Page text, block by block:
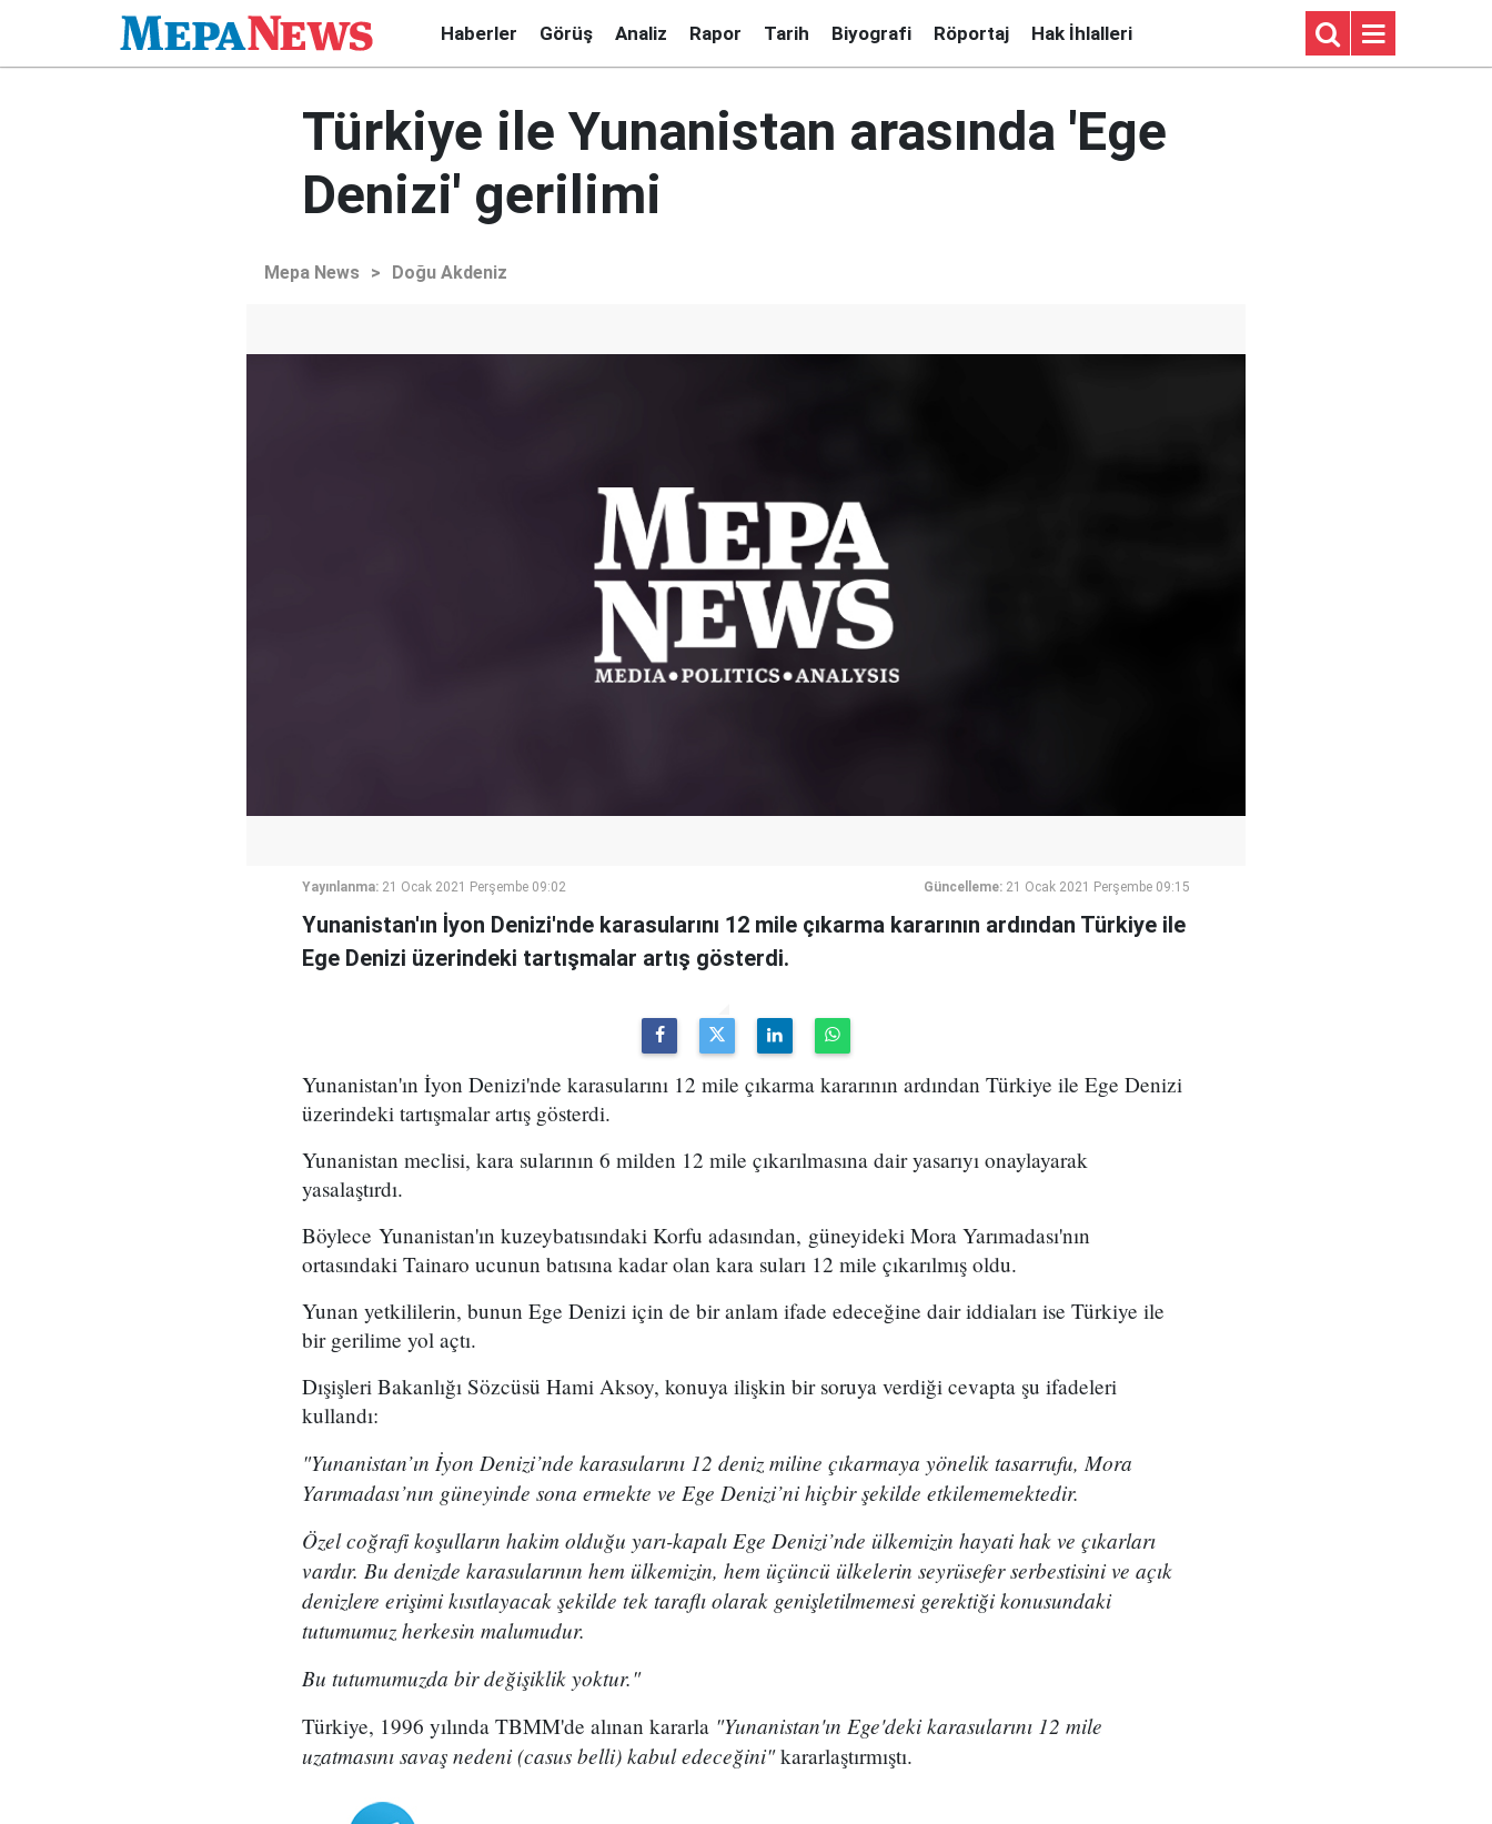
Haberler Görüş Analiz Rapor Tarih Biyografi Röportaj Hak İhlalleri
Türkiye ile Yunanistan arasında 'Ege
Denizi' gerilimi
Mepa News > Doğu Akdeniz
Yayınlanma: 21 Ocak 2021 Perşembe 09:02 Güncelleme: 21 Ocak 2021 Perşembe 09:15
Yunanistan'ın İyon Denizi'nde karasularını 12 mile çıkarma kararının ardından Türkiye ile
Ege Denizi üzerindeki tartışmalar artış gösterdi.
Yunanistan'ın İyon Denizi'nde karasularını 12 mile çıkarma kararının ardından Türkiye ile Ege Denizi
üzerindeki tartışmalar artış gösterdi.
Yunanistan meclisi, kara sularının 6 milden 12 mile çıkarılmasına dair yasarıyı onaylayarak
yasalaştırdı.
Böylece Yunanistan'ın kuzeybatısındaki Korfu adasından, güneyideki Mora Yarımadası'nın
ortasındaki Tainaro ucunun batısına kadar olan kara suları 12 mile çıkarılmış oldu.
Yunan yetkililerin, bunun Ege Denizi için de bir anlam ifade edeceğine dair iddiaları ise Türkiye ile
bir gerilime yol açtı.
Dışişleri Bakanlığı Sözcüsü Hami Aksoy, konuya ilişkin bir soruya verdiği cevapta şu ifadeleri
kullandı:
"Yunanistan’ın İyon Denizi’nde karasularını 12 deniz miline çıkarmaya yönelik tasarrufu, Mora
Yarımadası’nın güneyinde sona ermekte ve Ege Denizi’ni hiçbir şekilde etkilememektedir.
Özel coğrafi koşulların hakim olduğu yarı-kapalı Ege Denizi’nde ülkemizin hayati hak ve çıkarları
vardır. Bu denizde karasularının hem ülkemizin, hem üçüncü ülkelerin seyrüsefer serbestisini ve açık
denizlere erişimi kısıtlayacak şekilde tek taraflı olarak genişletilmemesi gerektiği konusundaki
tutumumuz herkesin malumudur.
Bu tutumumuzda bir değişiklik yoktur."
Türkiye, 1996 yılında TBMM'de alınan kararla "Yunanistan'ın Ege'deki karasularını 12 mile
uzatmasını savaş nedeni (casus belli) kabul edeceğini"kararlaştırmıştı.